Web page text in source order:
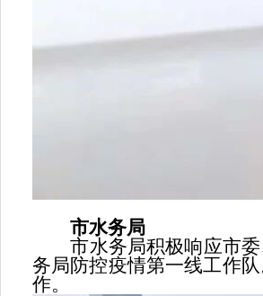
市水务局
市水务局积极响应市委
务局防控疫情第一线工作
作。